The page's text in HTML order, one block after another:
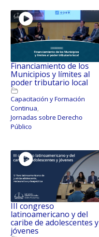
Financiamiento de los
Municipios y límites al
poder tributario local
Capacitación y Formación
Continua,
Jornadas sobre Derecho
Público
III congreso
latinoamericano y del
caribe de adolescentes y
jóvenes